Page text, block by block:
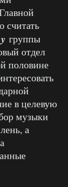
считать
группы
отдел
половине
в целевую
музыки
а